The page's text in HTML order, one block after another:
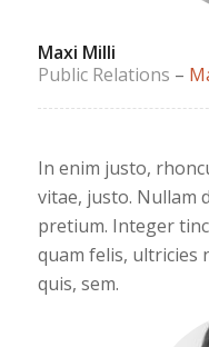
Maxi Milli
Public Relations –
In enim justo,
vitae, justo. Nullam
pretium. Integer
quam felis, ultricies
quis, sem.